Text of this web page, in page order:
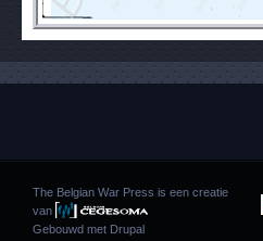
The Belgian War Press is een creatie
van
Gebouwd met Drupal